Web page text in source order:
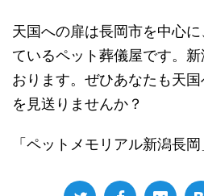
天国への扉は長岡市を中心
ているペット葬儀屋です。
おります。ぜひあなたも天
を見送りませんか？
「ペットメモリアル新潟長岡